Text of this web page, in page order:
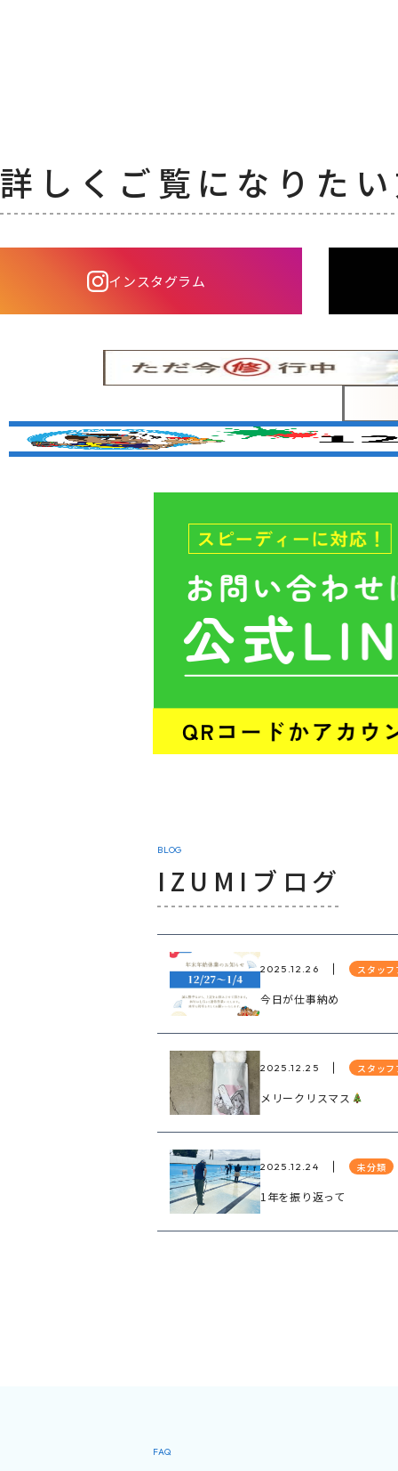
詳しくご覧になりたい
インスタグラム
BLOG
IZUMIブログ
2025.12.26 スタッフ
今日が仕事納め
2025.12.25 スタッフ
メリークリスマス
2025.12.24 未分類
1年を振り返って
FAQ